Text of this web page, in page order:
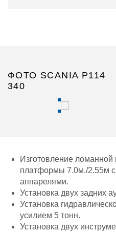
ФОТО SCANIA P114
340
Изготовление ломанной
платформы 7.0м./2.55м с
аппарелями.
Установка двух задних
Установка
усилием 5 тонн.
Установка двух